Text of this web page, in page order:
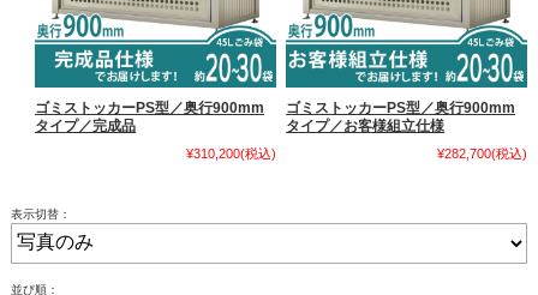
ゴミストッカーPS型／奥行900mm
タイプ／完成品
¥310,200(税込)
ゴミストッカーPS型／奥行900mm
タイプ／お客様組立仕様
¥282,700(税込)
表示切替：
並び順：